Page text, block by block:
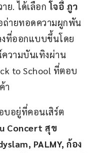
ย. ได้เลือก โจอี้ ภูว
ถ่ายทอดความผูกพัน
ที่ออกแบบขึ้นโดย
วามบันเทิงผ่าน
to School ที่ตอบ
า
บอยู่ที่คอนเสิร์ต
Concert สุข
PALMY, ก้อง